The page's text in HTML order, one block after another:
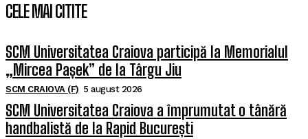
CELE MAI CITITE
SCM Universitatea Craiova participă la Memorialul
„Mircea Pașek” de la Târgu Jiu
SCM CRAIOVA (F) 5 august 2026
SCM Universitatea Craiova a împrumutat o tânără
handbalistă de la Rapid București